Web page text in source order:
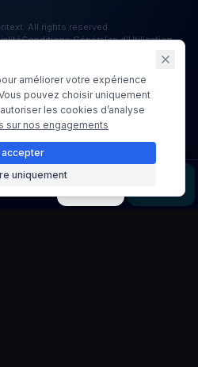
. All rights reserved.
Conditions Générales d'Utilisation
améliorer votre expérience
pouvez choisir uniquement
les cookies d’analyse
sur nos engagements
uniquement
accepter